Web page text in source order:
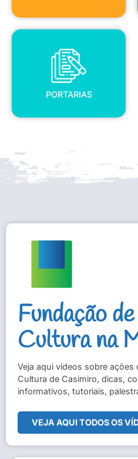
PORTARIAS
PORTARIAS
Fundação de
Cultura na
Veja aqui vídeos sobre ações
Cultura de Casimiro, dicas,
informativos, tutoriais,
VEJA AQUI TODOS OS